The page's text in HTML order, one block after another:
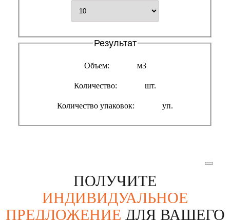
Результат
Объем: м3
Количество: шт.
Количество упаковок: уп.
ПОЛУЧИТЕ
ИНДИВИДУАЛЬНОЕ
ПРЕДЛОЖЕНИЕ ДЛЯ ВАШЕГО